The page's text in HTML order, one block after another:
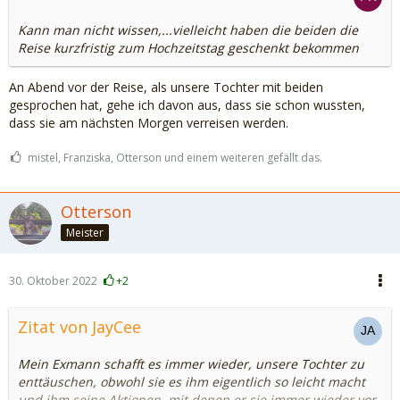
Kann man nicht wissen,...vielleicht haben die beiden die
Reise kurzfristig zum Hochzeitstag geschenkt bekommen
An Abend vor der Reise, als unsere Tochter mit beiden
gesprochen hat, gehe ich davon aus, dass sie schon wussten,
dass sie am nächsten Morgen verreisen werden.
mistel, Franziska, Otterson und einem weiteren gefällt das.
Otterson
Meister
30. Oktober 2022 +2
Zitat von JayCee
Mein Exmann schafft es immer wieder, unsere Tochter zu
enttäuschen, obwohl sie es ihm eigentlich so leicht macht